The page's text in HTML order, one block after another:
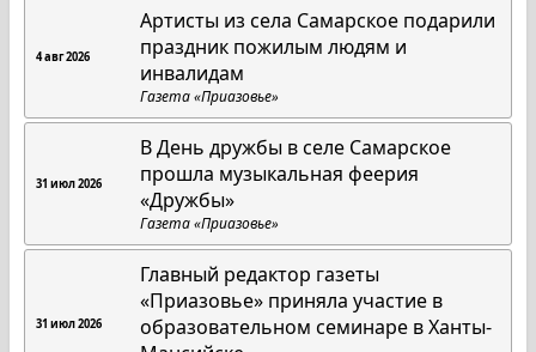
4 авг 2026
Артисты из села Самарское подарили
праздник пожилым людям и
инвалидам
Газета «Приазовье»
31 июл 2026
В День дружбы в селе Самарское
прошла музыкальная феерия
«Дружбы»
Газета «Приазовье»
31 июл 2026
Главный редактор газеты
«Приазовье» приняла участие в
образовательном семинаре в Ханты-